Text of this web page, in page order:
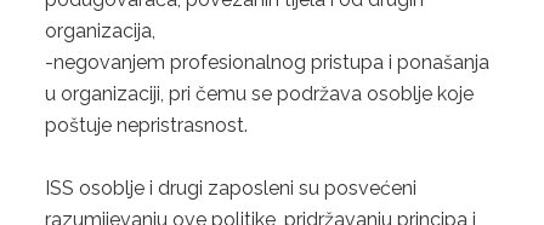
organizacija,
-negovanjem profesionalnog pristupa i ponašanja
u organizaciji, pri čemu se podržava osoblje koje
poštuje nepristrasnost.
ISS osoblje i drugi zaposleni su posvećeni
razumijevanju ove politike, pridržavanju principa i